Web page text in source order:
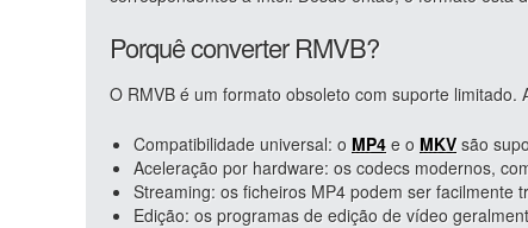
Porquê converter RMVB?
O RMVB é um formato obsoleto com suporte
Compatibilidade universal: o MP4 e o MKV são
Aceleração por hardware: os codecs modernos,
Streaming: os ficheiros MP4 podem ser facilmente
Edição: os programas de edição de vídeo